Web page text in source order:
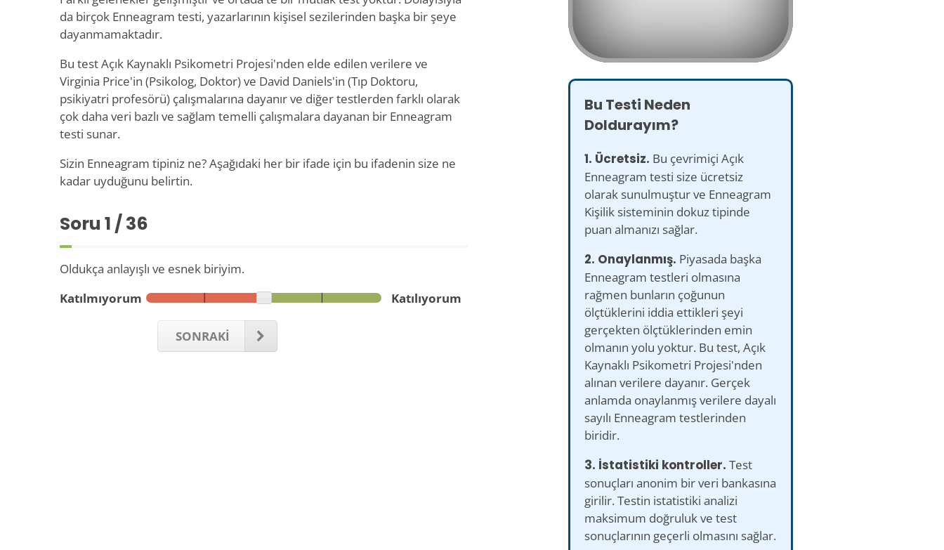
da birçok Enneagram testi, yazarlarının kişisel sezilerinden başka bir şeye
dayanmamaktadır.
Bu test Açık Kaynaklı Psikometri Projesi'nden elde edilen verilere ve
Virginia Price'in (Psikolog, Doktor) ve David Daniels'in (Tıp Doktoru,
psikiyatri profesörü) çalışmalarına dayanır ve diğer testlerden farklı olarak
çok daha veri bazlı ve sağlam temelli çalışmalara dayanan bir Enneagram
testi sunar.
Sizin Enneagram tipiniz ne? Aşağıdaki her bir ifade için bu ifadenin size ne
kadar uyduğunu belirtin.
Soru 1 / 36
Oldukça anlayışlı ve esnek biriyim.
Katılmıyorum
Katılıyorum
SONRAKİ
Bu Testi Neden
Doldurayım?
1. Ücretsiz. Bu çevrimiçi Açık
Enneagram testi size ücretsiz
olarak sunulmuştur ve Enneagram
Kişilik sisteminin dokuz tipinde
puan almanızı sağlar.
2. Onaylanmış. Piyasada başka
Enneagram testleri olmasına
rağmen bunların çoğunun
ölçtüklerini iddia ettikleri şeyi
gerçekten ölçtüklerinden emin
olmanın yolu yoktur. Bu test, Açık
Kaynaklı Psikometri Projesi'nden
alınan verilere dayanır. Gerçek
anlamda onaylanmış verilere dayalı
sayılı Enneagram testlerinden
biridir.
3. İstatistiki kontroller. Test
sonuçları anonim bir veri bankasına
girilir. Testin istatistiki analizi
maksimum doğruluk ve test
sonuçlarının geçerli olmasını sağlar.